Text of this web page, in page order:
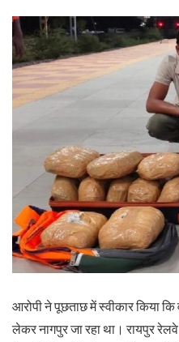
आरोपी ने पूछताछ में स्वीकार किया
लेकर नागपुर जा रहा था। रायपुर